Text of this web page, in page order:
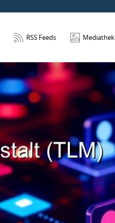
RSS Feeds Mediathek